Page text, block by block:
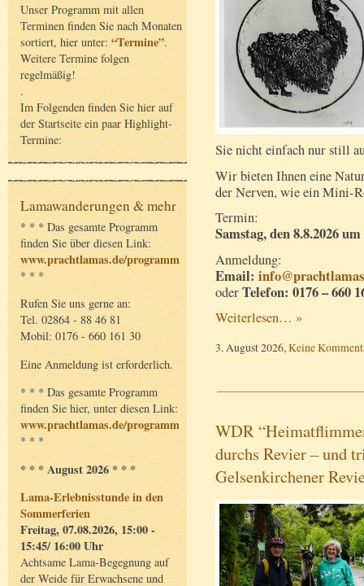
Unser Programm mit allen
Terminen finden Sie nach Monaten
sortiert, hier unter: “Termine”.
Weitere Termine folgen
regelmäßig!
.
Im Folgenden finden Sie hier auf
der Startseite ein paar Highlight-
Termine:
Lamawanderungen & mehr
* * * Das gesamte Programm
finden Sie über diesen Link:
www.prachtlamas.de/programm
* * *
Rufen Sie uns gerne an:
Tel. 02864 - 88 46 81
Mobil: 0176 - 660 161 30
Eine Anmeldung ist erforderlich.
* * * Das gesamte Programm
finden Sie hier, unter diesen Link:
www.prachtlamas.de/programm
* * *
* * * August 2026 * * *
Lama-Erlebnisstunde in den
Sommerferien
Freitag, 07.08.2026, 15:00 -
15:45/ 16:00 Uhr
Achtsame Lama-Begegnung auf
der Weide für Erwachsene und
Sie nicht einfach nur still
Wir bieten Ihnen eine
der Nerven, wie ein Mini-
Termin:
Samstag, den 8.8.2026
Anmeldung:
Email:
oderTelefon: 0176 – 660
Weiterlesen… »
3. August 2026, Keine
WDR
durchs Revier – und
Gelsenkirchener